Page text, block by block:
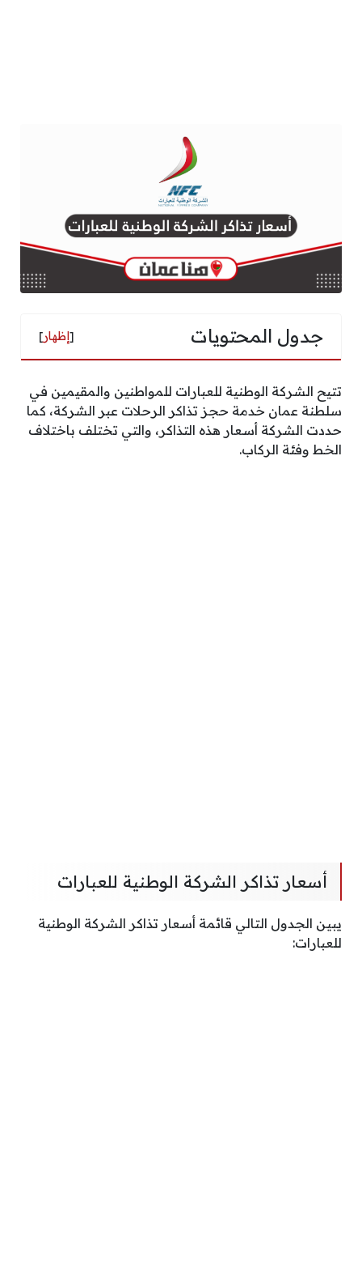
جدول المحتويات [إظهار]
تتيح الشركة الوطنية للعبارات للمواطنين والمقيمين في
سلطنة عمان خدمة حجز تذاكر الرحلات عبر الشركة، كما
حددت الشركة أسعار هذه التذاكر، والتي تختلف باختلاف
الخط وفئة الركاب.
أسعار تذاكر الشركة الوطنية للعبارات
يبين الجدول التالي قائمة أسعار تذاكر الشركة الوطنية
للعبارات: